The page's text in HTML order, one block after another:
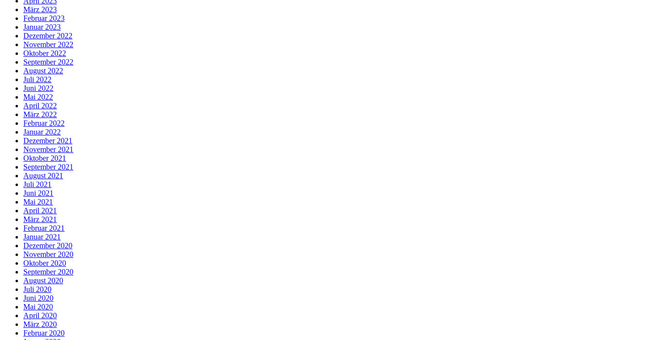
März 2023
Februar 2023
Januar 2023
Dezember 2022
November 2022
Oktober 2022
September 2022
August 2022
Juli 2022
Juni 2022
Mai 2022
April 2022
März 2022
Februar 2022
Januar 2022
Dezember 2021
November 2021
Oktober 2021
September 2021
August 2021
Juli 2021
Juni 2021
Mai 2021
April 2021
März 2021
Februar 2021
Januar 2021
Dezember 2020
November 2020
Oktober 2020
September 2020
August 2020
Juli 2020
Juni 2020
Mai 2020
April 2020
März 2020
Februar 2020